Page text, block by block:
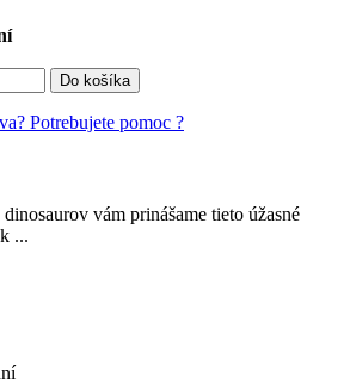
Do košíka
Potrebujete pomoc ?
vám prinášame tieto úžasné
...